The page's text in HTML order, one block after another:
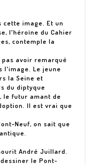
image. Et un
l'héroïne du Cahier
contemple la
pas avoir remarqué
l'image. Le jeune
la Seine et
du diptyque
le futur amant de
Il est vrai que
Neuf, on sait que
André Juillard.
le Pont-